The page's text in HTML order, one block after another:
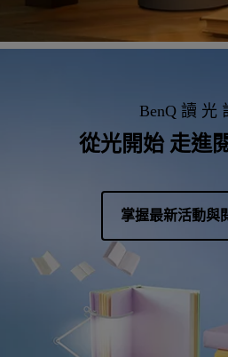
BenQ 讀 光
從光開始 走進
掌握最新活動與